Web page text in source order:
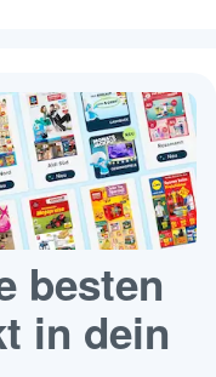
besten
in dein